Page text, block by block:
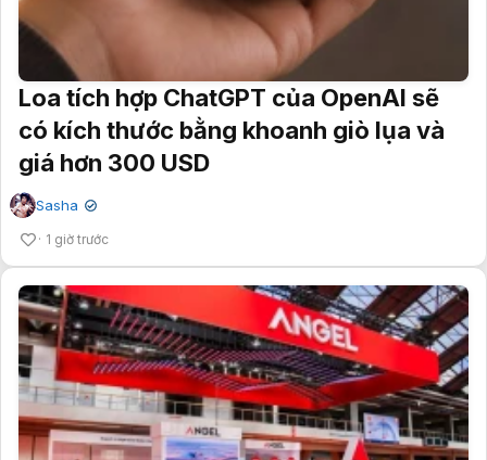
Loa tích hợp ChatGPT của OpenAI sẽ
có kích thước bằng khoanh giò lụa và
giá hơn 300 USD
Sasha ✔
1 giờ trước